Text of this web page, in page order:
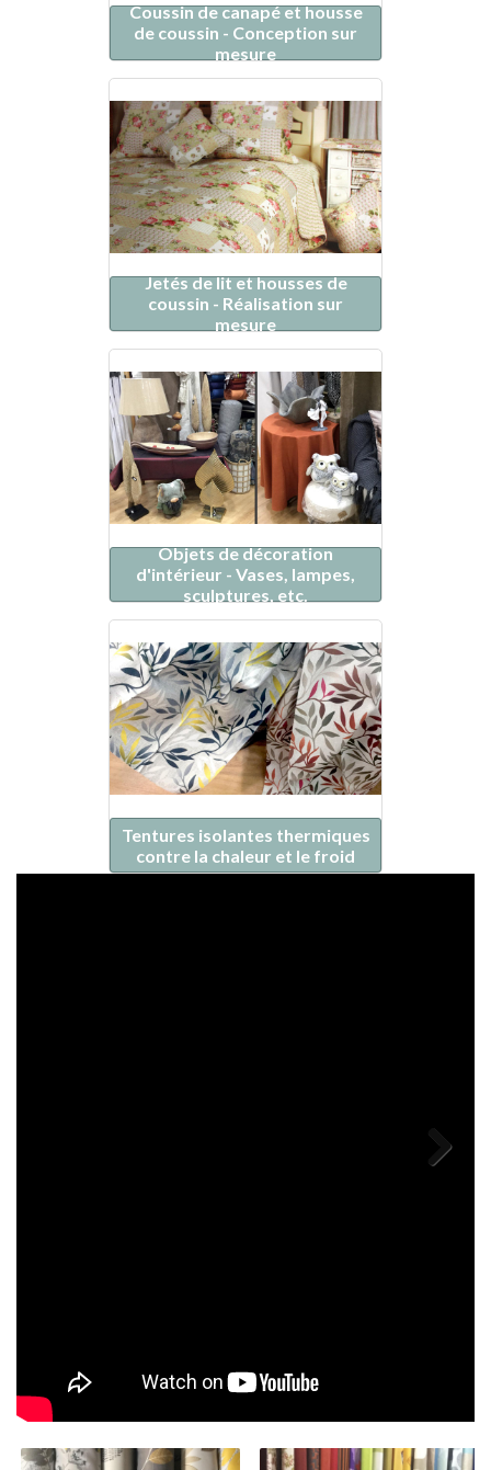
Coussin de canapé et housse
de coussin - Conception sur
mesure
Jetés de lit et housses de
coussin - Réalisation sur
mesure
Objets de décoration
d'intérieur - Vases, lampes,
sculptures, etc.
Tentures isolantes thermiques
contre la chaleur et le froid